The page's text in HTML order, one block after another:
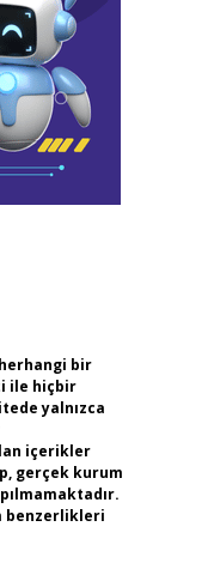
bir
ile hiçbir
yalnızca
içerikler
gerçek kurum
benzerlikleri